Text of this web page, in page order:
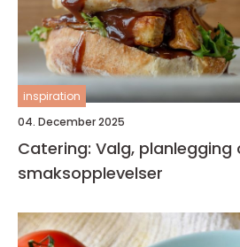
inspiration
04. December 2025
Catering: Valg, planlegging
smaksopplevelser